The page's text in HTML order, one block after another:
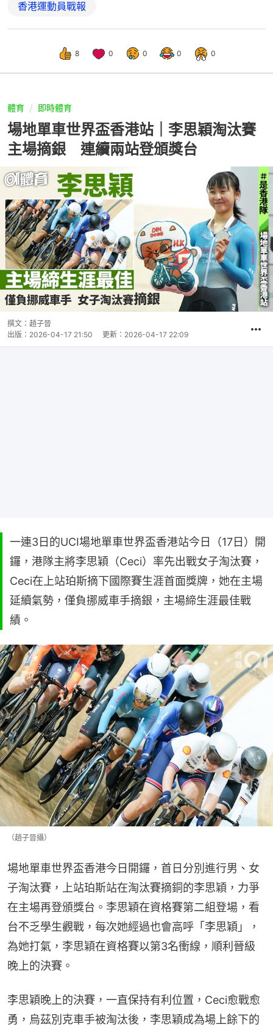
香港運動員戰報
8 0 0 0 0
體育 即時體育
場地單車世界盃香港站｜李思穎淘汰賽
主場摘銀 連續兩站登頒獎台
撰文： 趙子晉
出版： 2026-04-17 21:50 更新： 2026-04-17 22:09
一連3日的UCI場地單車世界盃香港站今日（17日）開
鑼，港隊主將李思穎（Ceci）率先出戰女子淘汰賽，
Ceci在上站珀斯摘下國際賽生涯首面獎牌，她在主場
延續氣勢，僅負挪威車手摘銀，主場締生涯最佳戰
績。
（趙子晉攝）
場地單車世界盃香港今日開鑼，首日分別進行男、女
子淘汰賽，上站珀斯站在淘汰賽摘銅的李思穎，力爭
在主場再登頒獎台。李思穎在資格賽第二組登場，看
台不乏學生觀戰，每次她經過也會高呼「李思穎」，
為她打氣，李思穎在資格賽以第3名衝線，順利晉級
晚上的決賽。
李思穎晚上的決賽，一直保持有利位置，Ceci愈戰愈
勇，烏茲別克車手被淘汰後，李思穎成為場上餘下的